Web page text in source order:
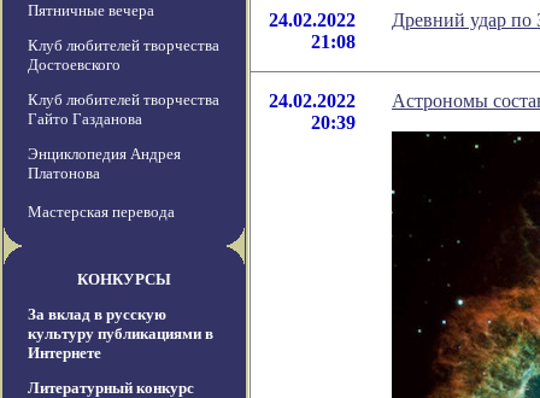
Пятничные вечера
Клуб любителей творчества
Достоевского
Клуб любителей творчества
Гайто Газданова
Энциклопедия Андрея
Платонова
Мастерская перевода
КОНКУРСЫ
За вклад в русскую
культуру публикациями в
Интернете
Литературный конкурс
24.02.2022
21:08
Древний удар по
24.02.2022
20:39
Астрономы